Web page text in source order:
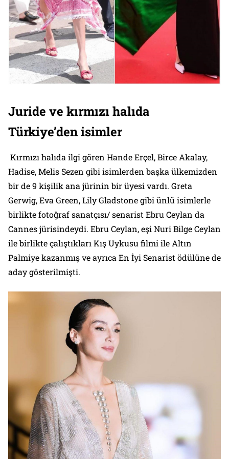
Juride ve kırmızı halıda
Türkiye’den isimler
Kırmızı halıda ilgi gören Hande Erçel, Birce Akalay,
Hadise, Melis Sezen gibi isimlerden başka ülkemizden
bir de 9 kişilik ana jürinin bir üyesi vardı. Greta
Gerwig, Eva Green, Lily Gladstone gibi ünlü isimlerle
birlikte fotoğraf sanatçısı/ senarist Ebru Ceylan da
Cannes jürisindeydi. Ebru Ceylan, eşi Nuri Bilge Ceylan
ile birlikte çalıştıkları Kış Uykusu filmi ile Altın
Palmiye kazanmış ve ayrıca En İyi Senarist ödülüne de
aday gösterilmişti.